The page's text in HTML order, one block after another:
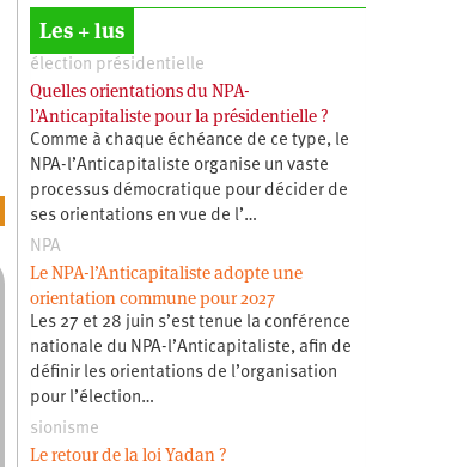
Les + lus
élection présidentielle
Quelles orientations du NPA-
l’Anticapitaliste pour la présidentielle ?
Comme à chaque échéance de ce type, le
NPA-l’Anticapitaliste organise un vaste
processus démocratique pour décider de
ses orientations en vue de l’…
NPA
Le NPA-l’Anticapitaliste adopte une
orientation commune pour 2027
Les 27 et 28 juin s’est tenue la conférence
nationale du NPA-l’Anticapitaliste, afin de
définir les orientations de l’organisation
pour l’élection…
sionisme
Le retour de la loi Yadan ?